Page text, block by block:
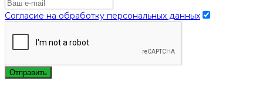
Согласие на обработку персональных данных
Отправить